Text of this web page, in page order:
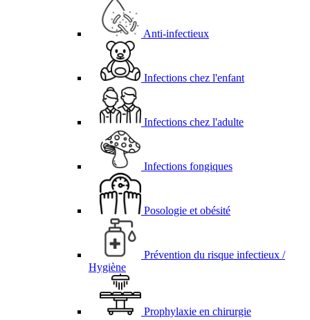
Anti-infectieux
Infections chez l'enfant
Infections chez l'adulte
Infections fongiques
Posologie et obésité
Prévention du risque infectieux /
Hygiène
Prophylaxie en chirurgie